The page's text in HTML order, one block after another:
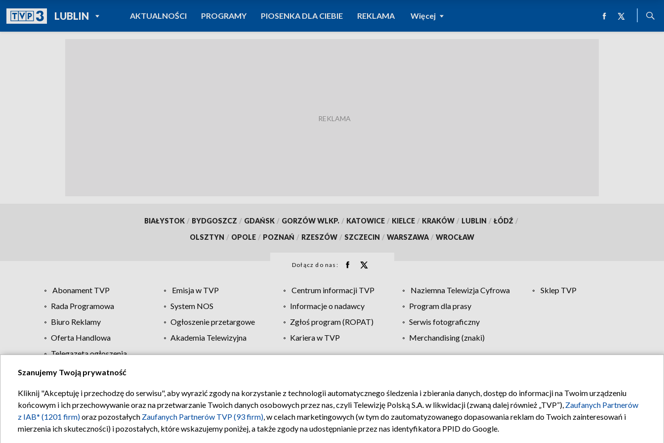
LUBLINPOWRÓT DO
TVP REGIONY
AKTUALNOŚCI PROGRAMY PIOSENKA DLA CIEBIE REKLAMA Więcej
BIAŁYSTOK / BYDGOSZCZ / GDAŃSK / GORZÓW WLKP. / KATOWICE / KIELCE / KRAKÓW / LUBLIN / ŁÓDŹ /
OLSZTYN / OPOLE / POZNAŃ / RZESZÓW / SZCZECIN / WARSZAWA / WROCŁAW
Dołącz do nas:
Abonament TVP Emisja w TVP Centrum informacji TVP Naziemna Telewizja Cyfrowa
Sklep TVP
Rada Programowa
System NOS Informacje o nadawcy
Program dla prasy
Biuro Reklamy
Ogłoszenie przetargowe Zgłoś program (ROPAT)
Serwis fotograficzny
Oferta Handlowa
Akademia Telewizyjna Kariera w TVP
Merchandising (znaki)
Telegazeta ogłoszenia
Regulamin TVP Polityka prywatności Moje zgody Pomoc Biuro reklamy Kontakt
Szanujemy Twoją prywatność
Kliknij "Akceptuję i przechodzę do serwisu", aby wyrazić zgody na korzystanie z technologii automatycznego śledzenia i zbierania danych, dostęp do informacji na Twoim urządzeniu
końcowym i ich przechowywanie oraz na przetwarzanie Twoich danych osobowych przez nas, czyli Telewizję Polską S.A. w likwidacji (zwaną dalej również „TVP”), Zaufanych Partnerów
z IAB* (1201 firm)oraz pozostałych Zaufanych Partnerów TVP (93 firm), w celach marketingowych (w tym do zautomatyzowanego dopasowania reklam do Twoich zainteresowań i
mierzenia ich skuteczności) i pozostałych, które wskazujemy poniżej, a także zgody na udostępnianie przez nas identyfikatora PPID do Google.